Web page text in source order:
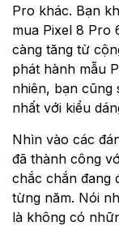
Pro khác. Bạn
mua Pixel 8 Pro
càng tăng từ
phát hành mẫu
nhiên, bạn cũng
nhất với kiểu
Nhìn vào các
đã thành công
chắc chắn đang
từng năm. Nói
là không có